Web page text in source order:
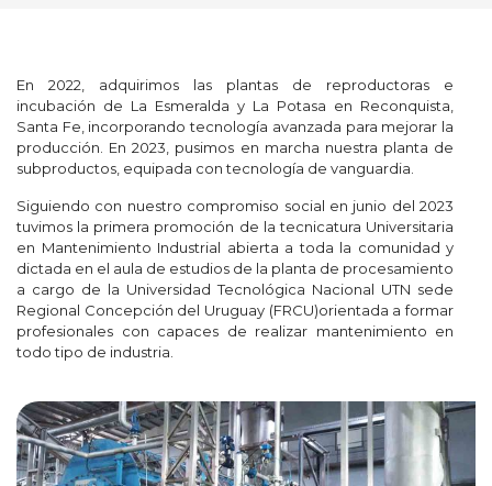
En 2022, adquirimos las plantas de reproductoras e
incubación de La Esmeralda y La Potasa en Reconquista,
Santa Fe, incorporando tecnología avanzada para mejorar la
producción. En 2023, pusimos en marcha nuestra planta de
subproductos, equipada con tecnología de vanguardia.
Siguiendo con nuestro compromiso social en junio del 2023
tuvimos la primera promoción de la tecnicatura Universitaria
en Mantenimiento Industrial abierta a toda la comunidad y
dictada en el aula de estudios de la planta de procesamiento
a cargo de la Universidad Tecnológica Nacional UTN sede
Regional Concepción del Uruguay (FRCU)orientada a formar
profesionales con capaces de realizar mantenimiento en
todo tipo de industria.